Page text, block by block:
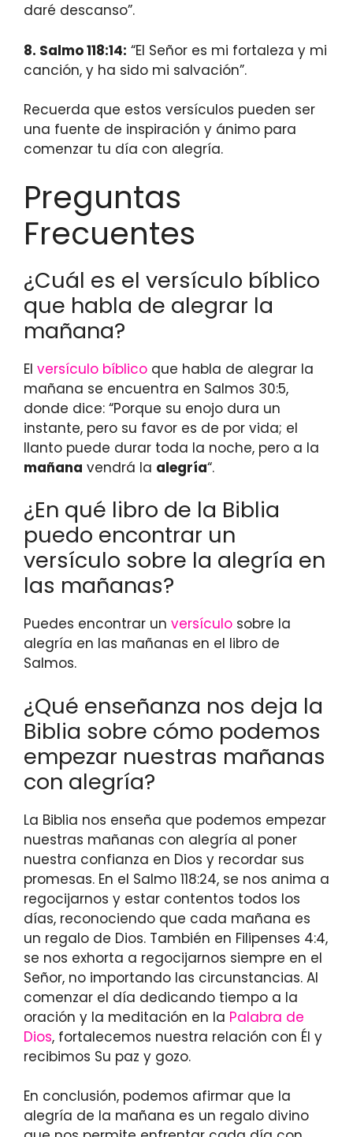
daré descanso”.
8. Salmo 118:14: “El Señor es mi fortaleza y mi
canción, y ha sido mi salvación”.
Recuerda que estos versículos pueden ser
una fuente de inspiración y ánimo para
comenzar tu día con alegría.
Preguntas
Frecuentes
¿Cuál es el versículo bíblico
que habla de alegrar la
mañana?
El versículo bíblico que habla de alegrar la
mañana se encuentra en Salmos 30:5,
donde dice: “Porque su enojo dura un
instante, pero su favor es de por vida; el
llanto puede durar toda la noche, pero a la
mañana vendrá la alegría“.
¿En qué libro de la Biblia
puedo encontrar un
versículo sobre la alegría en
las mañanas?
Puedes encontrar un versículo sobre la
alegría en las mañanas en el libro de
Salmos.
¿Qué enseñanza nos deja la
Biblia sobre cómo podemos
empezar nuestras mañanas
con alegría?
La Biblia nos enseña que podemos empezar
nuestras mañanas con alegría al poner
nuestra confianza en Dios y recordar sus
promesas. En el Salmo 118:24, se nos anima a
regocijarnos y estar contentos todos los
días, reconociendo que cada mañana es
un regalo de Dios. También en Filipenses 4:4,
se nos exhorta a regocijarnos siempre en el
Señor, no importando las circunstancias. Al
comenzar el día dedicando tiempo a la
oración y la meditación en la Palabra de
Dios, fortalecemos nuestra relación con Él y
recibimos Su paz y gozo.
En conclusión, podemos afirmar que la
alegría de la mañana es un regalo divino